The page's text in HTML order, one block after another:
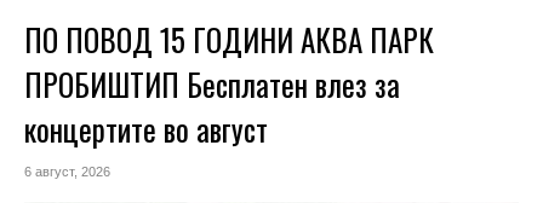
ПО ПОВОД 15 ГОДИНИ АКВА ПАРК
ПРОБИШТИП Бесплатен влез за
концертите во август
6 август, 2026